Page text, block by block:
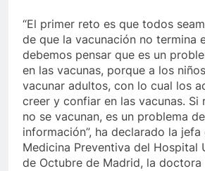
“El primer reto es que todos
de que la vacunación no termina
debemos pensar que es un
en las vacunas, porque a los
vacunar adultos, con lo cual los
creer y confiar en las vacunas. Si
no se vacunan, es un problema
información”, ha declarado la
Medicina Preventiva del Hospital
de Octubre de Madrid, la doctora